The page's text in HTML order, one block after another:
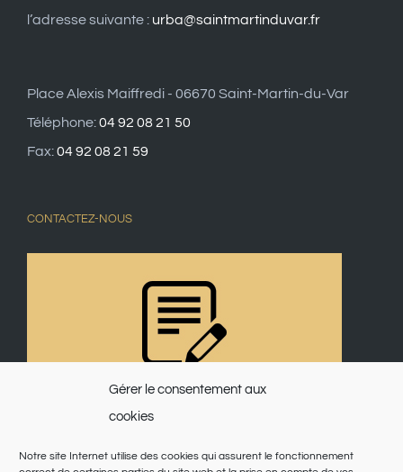
Gérer le consentement aux
cookies
Notre site Internet utilise des cookies qui assurent le fonctionnement
l’adresse suivante : urba@saintmartinduvar.fr
Place Alexis Maiffredi - 06670 Saint-Martin-du-Var
Téléphone:04 92 08 21 50
Fax:04 92 08 21 59
CONTACTEZ-NOUS